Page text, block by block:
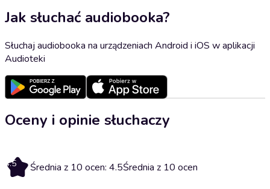
Jak słuchać audiobooka?
Słuchaj audiobooka na urządzeniach Android i iOS w aplikacji
Audioteki
Oceny i opinie słuchaczy
4.5 Średnia z 10 ocen: 4.5Średnia z 10 ocen